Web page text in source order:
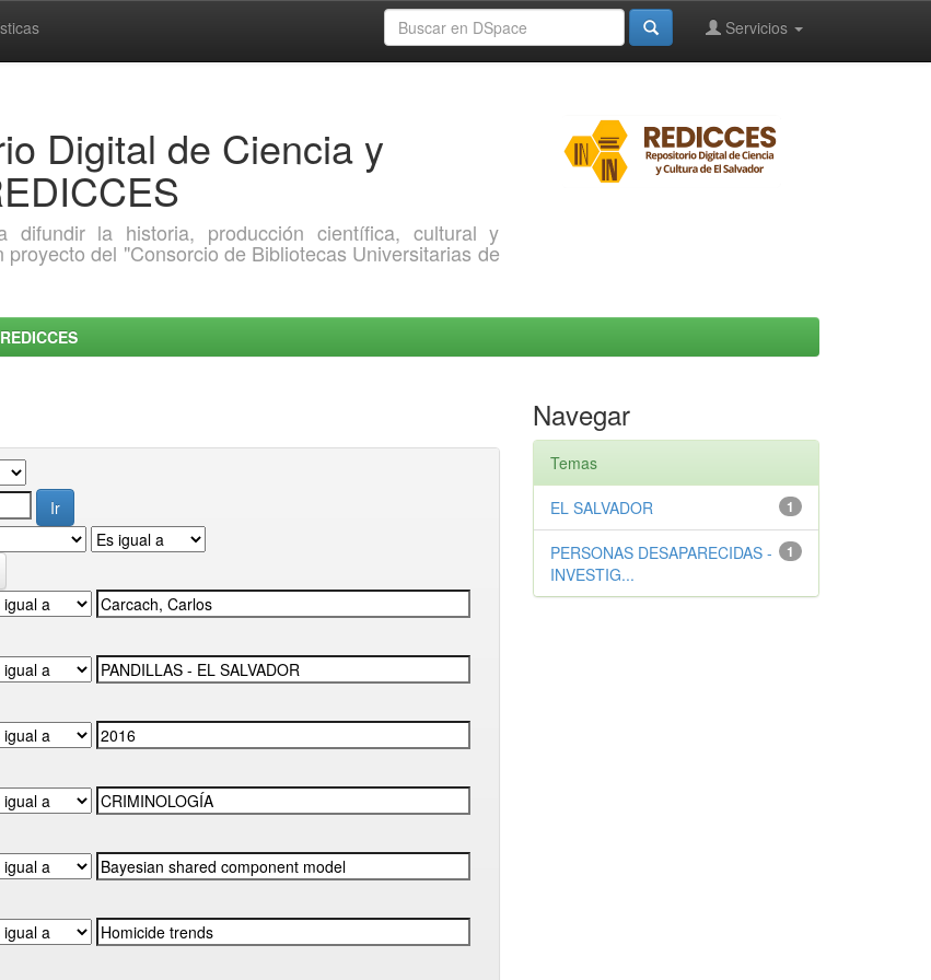
Servicios
Digital de Ciencia y
la historia, producción científica, cultural y
del "Consorcio de Bibliotecas Universitarias de
Navegar
Temas
1
EL SALVADOR
1
PERSONAS DESAPARECIDAS -
INVESTIG...